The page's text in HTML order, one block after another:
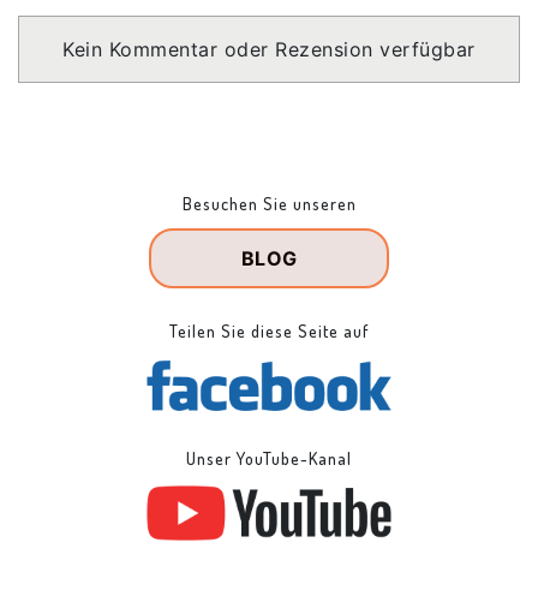
Kein Kommentar oder Rezension verfügbar
Besuchen Sie unseren
BLOG
Teilen Sie diese Seite auf
Unser YouTube-Kanal